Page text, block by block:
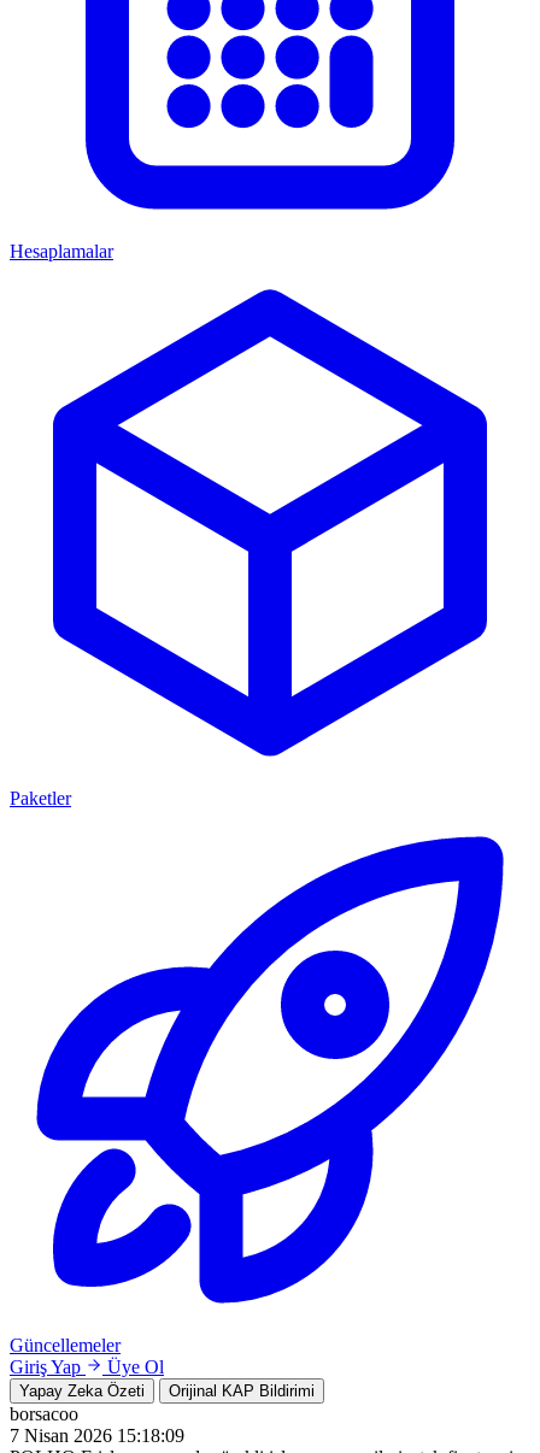
Hesaplamalar
Paketler
Güncellemeler
Giriş Yap
Üye Ol
Yapay Zeka Özeti Orijinal KAP Bildirimi
borsacoo
7 Nisan 2026 15:18:09